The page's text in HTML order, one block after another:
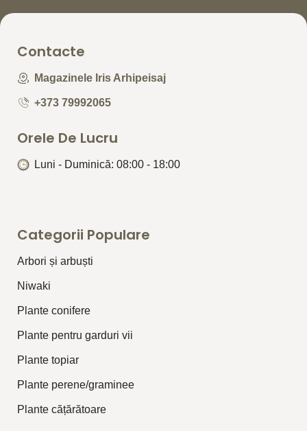
Contacte
Magazinele Iris Arhipeisaj
+373 79992065
Orele De Lucru
Luni - Duminică: 08:00 - 18:00
Categorii Populare
Arbori și arbuști
⁠Niwaki
Plante conifere
Plante pentru garduri vii
Plante topiar
Plante perene/graminee
Plante cățărătoare